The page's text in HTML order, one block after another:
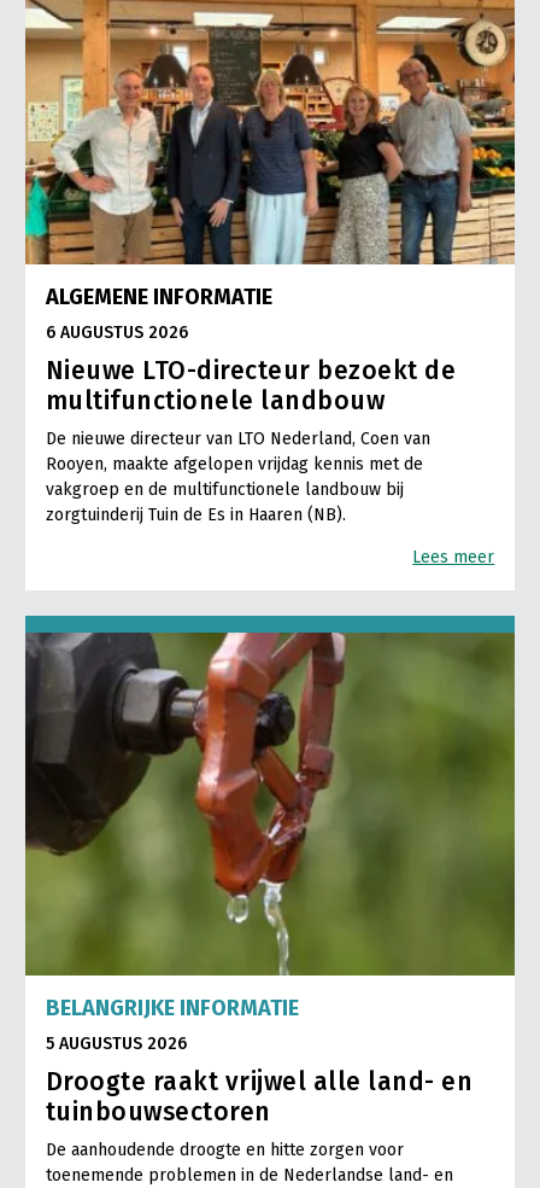
ALGEMENE INFORMATIE
6 AUGUSTUS 2026
Nieuwe LTO-directeur bezoekt de
multifunctionele landbouw
De nieuwe directeur van LTO Nederland, Coen van
Rooyen, maakte afgelopen vrijdag kennis met de
vakgroep en de multifunctionele landbouw bij
zorgtuinderij Tuin de Es in Haaren (NB).
Lees meer
BELANGRIJKE INFORMATIE
5 AUGUSTUS 2026
Droogte raakt vrijwel alle land- en
tuinbouwsectoren
De aanhoudende droogte en hitte zorgen voor
toenemende problemen in de Nederlandse land- en